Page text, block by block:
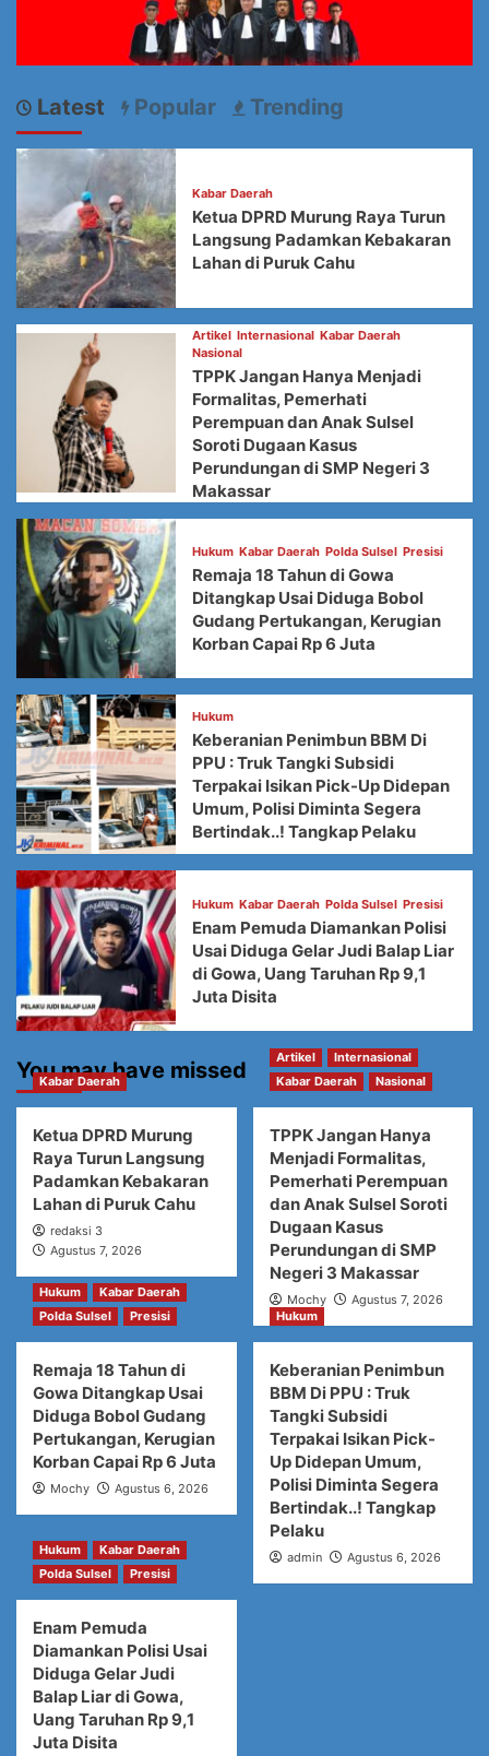
Latest Popular Trending
Kabar Daerah
Ketua DPRD Murung Raya Turun
Langsung Padamkan Kebakaran
Lahan di Puruk Cahu
Artikel Internasional Kabar Daerah
Nasional
TPPK Jangan Hanya Menjadi
Formalitas, Pemerhati
Perempuan dan Anak Sulsel
Soroti Dugaan Kasus
Perundungan di SMP Negeri 3
Makassar
Hukum Kabar Daerah Polda Sulsel Presisi
Remaja 18 Tahun di Gowa
Ditangkap Usai Diduga Bobol
Gudang Pertukangan, Kerugian
Korban Capai Rp 6 Juta
Hukum
Keberanian Penimbun BBM Di
PPU : Truk Tangki Subsidi
Terpakai Isikan Pick-Up Didepan
Umum, Polisi Diminta Segera
Bertindak..! Tangkap Pelaku
Hukum Kabar Daerah Polda Sulsel Presisi
Enam Pemuda Diamankan Polisi
Usai Diduga Gelar Judi Balap Liar
di Gowa, Uang Taruhan Rp 9,1
Juta Disita
You may have missed
Kabar Daerah
Ketua DPRD Murung
Raya Turun Langsung
Padamkan Kebakaran
Lahan di Puruk Cahu
redaksi 3
Agustus 7, 2026
Artikel
Internasional
Kabar Daerah
Nasional
TPPK Jangan Hanya
Menjadi Formalitas,
Pemerhati Perempuan
dan Anak Sulsel Soroti
Dugaan Kasus
Perundungan di SMP
Negeri 3 Makassar
Mochy Agustus 7, 2026
Hukum
Kabar Daerah
Polda Sulsel
Presisi
Remaja 18 Tahun di
Gowa Ditangkap Usai
Diduga Bobol Gudang
Pertukangan, Kerugian
Korban Capai Rp 6 Juta
Mochy Agustus 6, 2026
Hukum
Keberanian Penimbun
BBM Di PPU : Truk
Tangki Subsidi
Terpakai Isikan Pick-
Up Didepan Umum,
Polisi Diminta Segera
Bertindak..! Tangkap
Pelaku
admin Agustus 6, 2026
Hukum
Kabar Daerah
Polda Sulsel
Presisi
Enam Pemuda
Diamankan Polisi Usai
Diduga Gelar Judi
Balap Liar di Gowa,
Uang Taruhan Rp 9,1
Juta Disita